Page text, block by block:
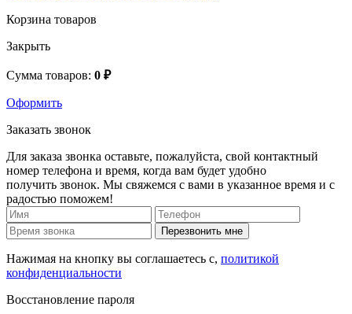
Корзина товаров
Закрыть
Сумма товаров: 0 ₽
Оформить
Заказать звонок
Для заказа звонка оставьте, пожалуйста, свой контактный
номер телефона и время, когда вам будет удобно
получить звонок. Мы свяжемся с вами в указанное время и с
радостью поможем!
Перезвонить мне
Нажимая на кнопку вы соглашаетесь с, политикой
конфиденциальности
Восстановление пароля